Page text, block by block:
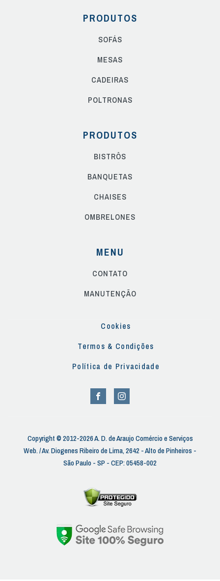
PRODUTOS
SOFÁS
MESAS
CADEIRAS
POLTRONAS
PRODUTOS
BISTRÔS
BANQUETAS
CHAISES
OMBRELONES
MENU
CONTATO
MANUTENÇÃO
Cookies
Termos & Condições
Política de Privacidade
Copyright © 2012-2026 A. D. de Araujo Comércio e Serviços
Web. / Av. Diogenes Ribeiro de Lima, 2642 - Alto de Pinheiros -
São Paulo - SP - CEP: 05458-002